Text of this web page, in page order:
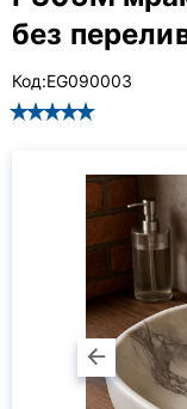
без
Код:EG090003